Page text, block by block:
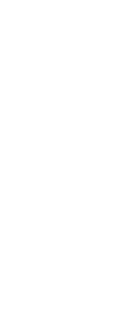
Beschilderung.
einer Lagerhalle
und Verwertung der
Übergabe.